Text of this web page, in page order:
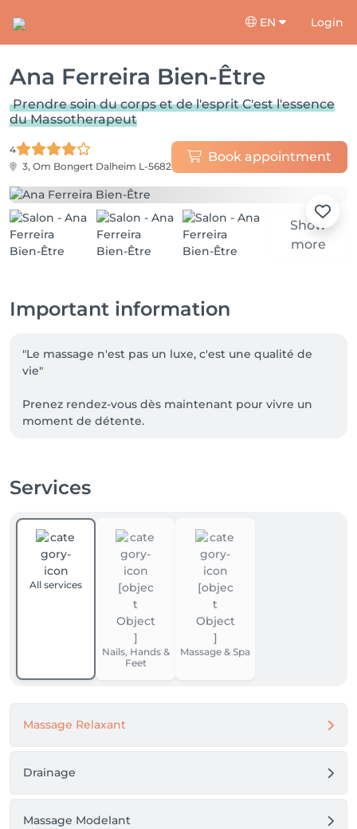
EN Login
Ana Ferreira Bien-Être
Prendre soin du corps et de l'esprit C'est l'essence
du Massotherapeut
4
3, Om Bongert Dalheim L-5682
Book appointment
Show
more
Important information
"Le massage n'est pas un luxe, c'est une qualité de
vie"
Prenez rendez-vous dès maintenant pour vivre un
moment de détente.
Services
All services
Nails, Hands &
Feet
Massage & Spa
Massage Relaxant
Drainage
Massage Modelant